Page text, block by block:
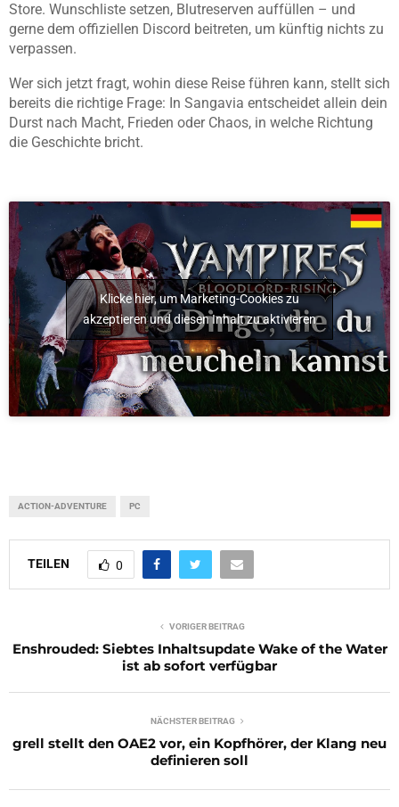
Store. Wunschliste setzen, Blutreserven auffüllen – und
gerne dem offiziellen Discord beitreten, um künftig nichts zu
verpassen.
Wer sich jetzt fragt, wohin diese Reise führen kann, stellt sich
bereits die richtige Frage: In Sangavia entscheidet allein dein
Durst nach Macht, Frieden oder Chaos, in welche Richtung
die Geschichte bricht.
Klicke hier, um Marketing-Cookies zu
akzeptieren und diesen Inhalt zu aktivieren
ACTION-ADVENTURE PC
TEILEN 0
VORIGER BEITRAG
Enshrouded: Siebtes Inhaltsupdate Wake of the Water
ist ab sofort verfügbar
NÄCHSTER BEITRAG
grell stellt den OAE2 vor, ein Kopfhörer, der Klang neu
definieren soll